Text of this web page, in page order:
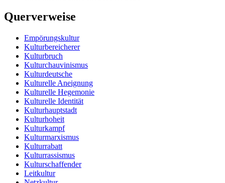
Querverweise
Empörungskultur
Kulturbereicherer
Kulturbruch
Kulturchauvinismus
Kulturdeutsche
Kulturelle Aneignung
Kulturelle Hegemonie
Kulturelle Identität
Kulturhauptstadt
Kulturhoheit
Kulturkampf
Kulturmarxismus
Kulturrabatt
Kulturrassismus
Kulturschaffender
Leitkultur